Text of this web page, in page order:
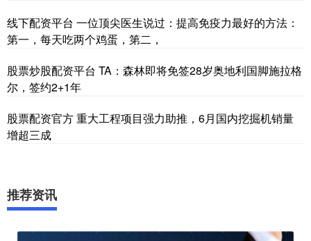
线下配资平台 一位顶尖医生说过：提高免疫力最好的方法：
第一，每天吃两个鸡蛋，第二，
股票炒股配资平台 TA：森林即将免签28岁奥地利国脚施拉格
尔，签约2+1年
股票配资官方 重大工程项目强力助推，6月国内挖掘机销量
增超三成
推荐资讯